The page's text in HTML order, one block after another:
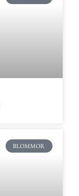
BLOMMOR